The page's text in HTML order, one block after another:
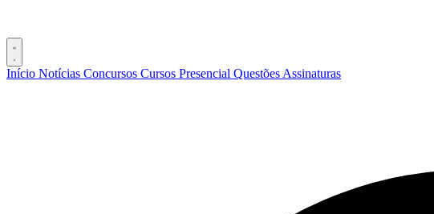
Início Notícias Concursos Cursos Presencial Questões Assinaturas